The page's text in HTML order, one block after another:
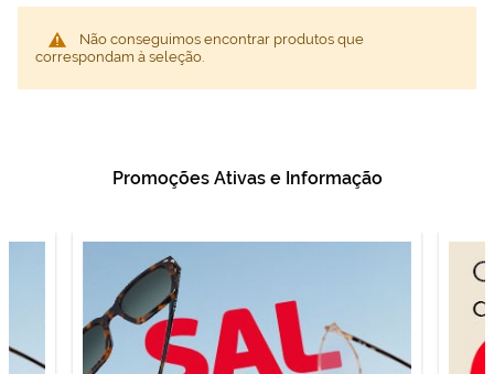
Não conseguimos encontrar produtos que
correspondam à seleção.
Promoções Ativas e Informação